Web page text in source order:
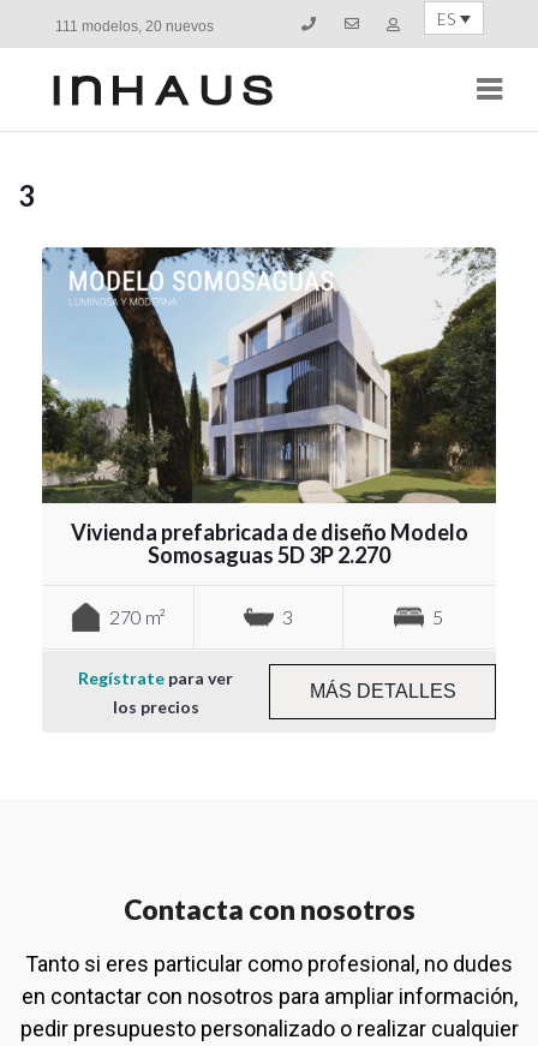
111 modelos, 20 nuevos ES
3
Vivienda prefabricada de diseño Modelo
Somosaguas 5D 3P 2.270
270 m² 3 5
Regístrate para ver
los precios
MÁS DETALLES
Contacta con nosotros
Tanto si eres particular como profesional, no dudes
en contactar con nosotros para ampliar información,
pedir presupuesto personalizado o realizar cualquier